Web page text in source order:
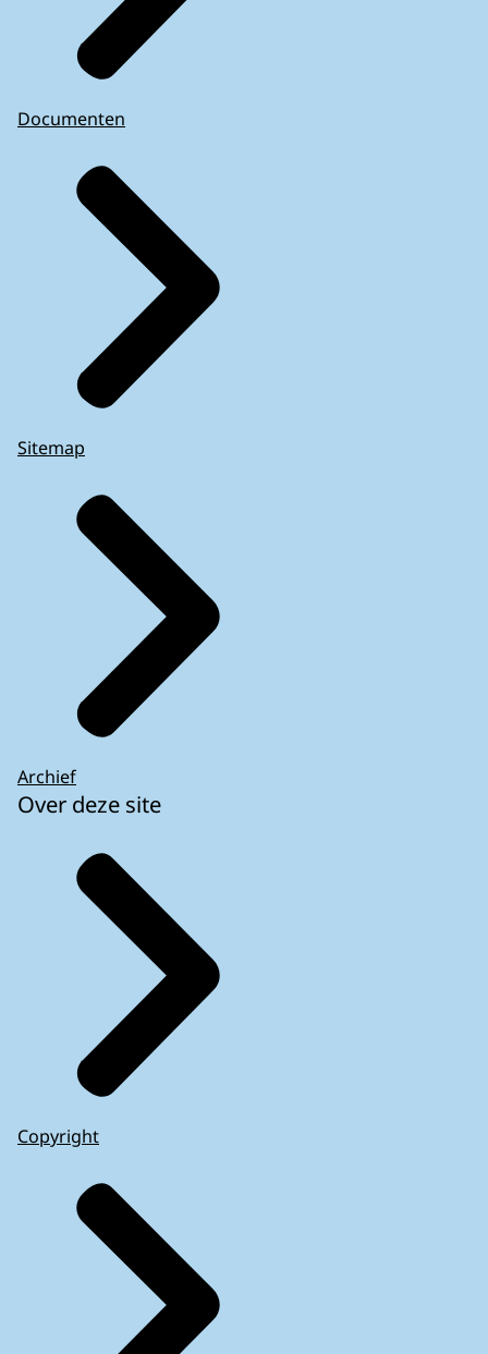
Documenten
Sitemap
Archief
Over deze site
Copyright